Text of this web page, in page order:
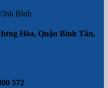
Bình
Hòa, Quận Bình Tân,
572